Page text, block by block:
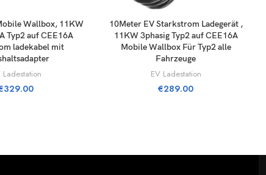
I VARUKORG
Wallbox, 11KW
Typ2 auf CEE16A
ladekabel mit
Ladestation
329.00
LÄGG TILL I VARUKORG
10Meter EV Starkstrom Ladegerät ,
11KW 3phasig Typ2 auf CEE16A
Mobile Wallbox Für Typ2 alle
Fahrzeuge
EV Ladestation
€289.00